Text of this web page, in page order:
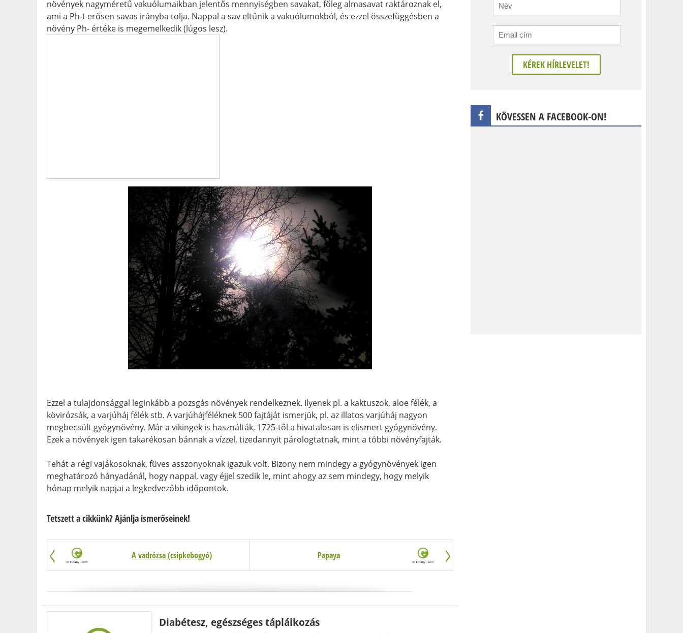
növények nagyméretű vakuólumaikban jelentős mennyiségben savakat, főleg almasavat raktároznak el,
ami a Ph-t erősen savas irányba tolja. Nappal a sav eltűnik a vakuólumokból, és ezzel összefüggésben a
növény Ph- értéke is megemelkedik (lúgos lesz).
Ezzel a tulajdonsággal leginkább a pozsgás növények rendelkeznek. Ilyenek pl. a kaktuszok, aloe félék, a
kövirózsák, a varjúháj félék stb. A varjúhájféléknek 500 fajtáját ismerjük, pl. az illatos varjúháj nagyon
megbecsült gyógynövény. Már a vikingek is használták, 1725-től a hivatalosan is elismert gyógynövény.
Ezek a növények igen takarékosan bánnak a vízzel, tizedannyit párologtatnak, mint a többi növényfajták.
Tehát a régi vajákosoknak, füves asszonyoknak igazuk volt. Bizony nem mindegy a gyógynövények igen
meghatározó hányadánál, hogy nappal, vagy éjjel szedik le, mint ahogy az sem mindegy, hogy melyik
hónap melyik napjai a legkedvezőbb időpontok.
Tetszett a cikkünk? Ajánlja ismerőseinek!
A vadrózsa (csipkebogyó) Papaya
Diabétesz, egészséges táplálkozás
KÖVESSEN A FACEBOOK-ON!